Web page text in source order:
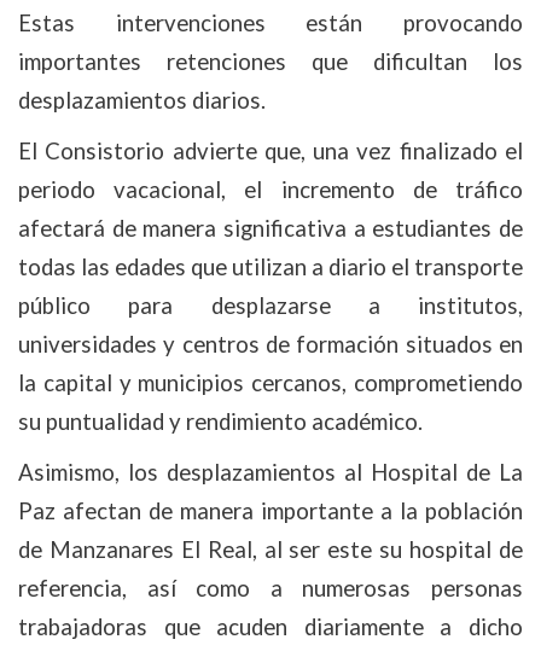
Estas intervenciones están provocando
importantes retenciones que dificultan los
desplazamientos diarios.
El Consistorio advierte que, una vez finalizado el
periodo vacacional, el incremento de tráfico
afectará de manera significativa a estudiantes de
todas las edades que utilizan a diario el transporte
público para desplazarse a institutos,
universidades y centros de formación situados en
la capital y municipios cercanos, comprometiendo
su puntualidad y rendimiento académico.
Asimismo, los desplazamientos al Hospital de La
Paz afectan de manera importante a la población
de Manzanares El Real, al ser este su hospital de
referencia, así como a numerosas personas
trabajadoras que acuden diariamente a dicho